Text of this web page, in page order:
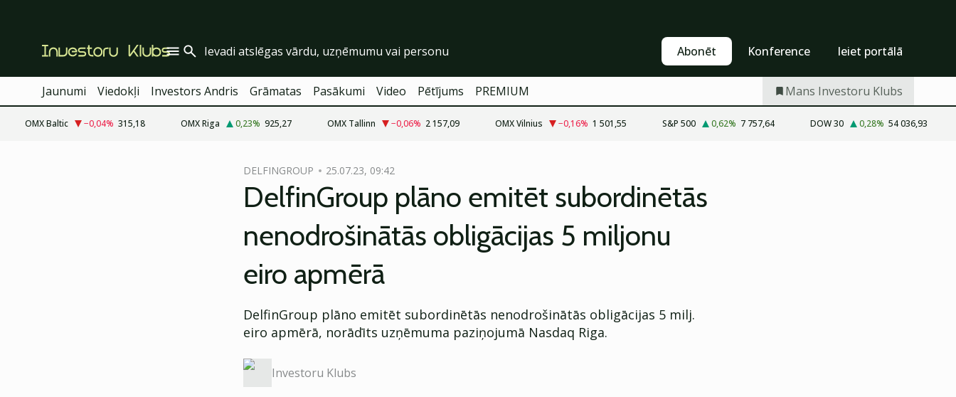
Abonēt Konference Ieiet portālā
Jaunumi Viedokļi Investors Andris Grāmatas Pasākumi Video Pētījums PREMIUM Mans Investoru Klubs
OMX Baltic −0,04% 315,18 OMX Riga 0,23% 925,27 OMX Tallinn −0,06% 2 157,09 OMX Vilnius −0,16% 1 501,55 S&P 500 0,62% 7 757,64 DOW 30 0,28% 54 036,93
DELFINGROUP 25.07.23, 09:42
DelfinGroup plāno emitēt subordinētās
nenodrošinātās obligācijas 5 miljonu
eiro apmērā
DelfinGroup plāno emitēt subordinētās nenodrošinātās obligācijas 5 milj.
eiro apmērā, norādīts uzņēmuma paziņojumā Nasdaq Riga.
Investoru Klubs